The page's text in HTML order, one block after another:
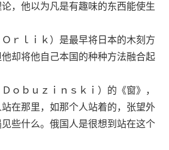
他以为凡是有趣味的东西能使生
ｌｉｋ）是最早将日本的木刻方
却将他自己本国的种种方法融合起
ｂｕｚｉｎｓｋｉ）的《窗》，
在那里，如那个人站着的，张望外
些什么。俄国人是很想到站在这个